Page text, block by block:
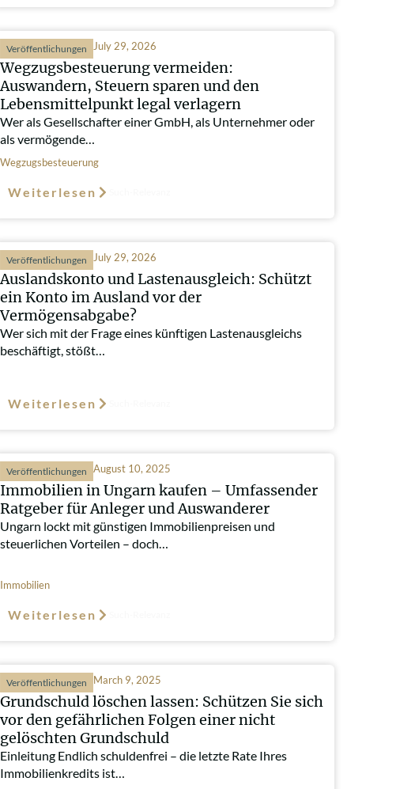
Veröffentlichungen July 29, 2026
Wegzugsbesteuerung vermeiden:
Auswandern, Steuern sparen und den
Lebensmittelpunkt legal verlagern
Wer als Gesellschafter einer GmbH, als Unternehmer oder
als vermögende…
Wegzugsbesteuerung
Weiterlesen
Veröffentlichungen July 29, 2026
Auslandskonto und Lastenausgleich: Schützt
ein Konto im Ausland vor der
Vermögensabgabe?
Wer sich mit der Frage eines künftigen Lastenausgleichs
beschäftigt, stößt…
Weiterlesen
Veröffentlichungen August 10, 2025
Immobilien in Ungarn kaufen – Umfassender
Ratgeber für Anleger und Auswanderer
Ungarn lockt mit günstigen Immobilienpreisen und
steuerlichen Vorteilen – doch…
Immobilien
Weiterlesen
Veröffentlichungen March 9, 2025
Grundschuld löschen lassen: Schützen Sie sich
vor den gefährlichen Folgen einer nicht
gelöschten Grundschuld
Einleitung Endlich schuldenfrei – die letzte Rate Ihres
Immobilienkredits ist…